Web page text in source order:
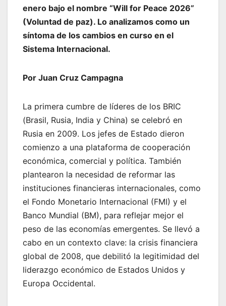
enero bajo el nombre “Will for Peace 2026”
(Voluntad de paz). Lo analizamos como un
síntoma de los cambios en curso en el
Sistema Internacional.
Por Juan Cruz Campagna
La primera cumbre de líderes de los BRIC
(Brasil, Rusia, India y China) se celebró en
Rusia en 2009. Los jefes de Estado dieron
comienzo a una plataforma de cooperación
económica, comercial y política. También
plantearon la necesidad de reformar las
instituciones financieras internacionales, como
el Fondo Monetario Internacional (FMI) y el
Banco Mundial (BM), para reflejar mejor el
peso de las economías emergentes. Se llevó a
cabo en un contexto clave: la crisis financiera
global de 2008, que debilitó la legitimidad del
liderazgo económico de Estados Unidos y
Europa Occidental.